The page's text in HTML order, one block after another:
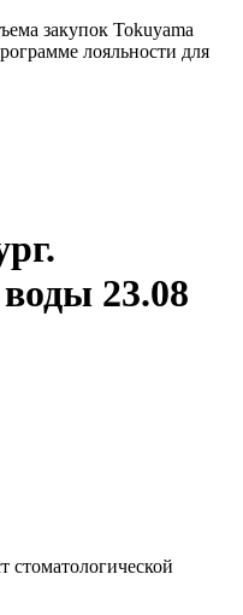
закупок Tokuyama
лояльности для
23.08
стоматологической